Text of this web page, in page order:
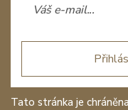
Tato stránka je